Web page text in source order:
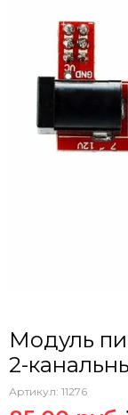
Модуль
2-
Артикул: 11276